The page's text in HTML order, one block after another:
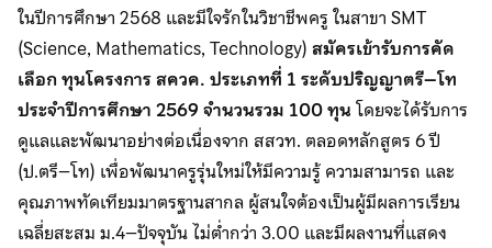
ในปีการศึกษา 2568 และมีใจรักในวิชาชีพครู ในสาขา SMT
(Science, Mathematics, Technology)สมัครเข้ารับการคัด
เลือกทุนโครงการ สควค. ประเภทที่ 1 ระดับปริญญาตรี–โท
ประจำปีการศึกษา 2569 จำนวนรวม 100 ทุนโดยจะได้รับการ
ดูแลและพัฒนาอย่างต่อเนื่องจาก สสวท. ตลอดหลักสูตร 6 ปี
(ป.ตรี–โท) เพื่อพัฒนาครูรุ่นใหม่ให้มีความรู้ ความสามารถ และ
คุณภาพทัดเทียมมาตรฐานสากล ผู้สนใจต้องเป็นผู้มีผลการเรียน
เฉลี่ยสะสม ม.4–ปัจจุบัน ไม่ต่ำกว่า 3.00 และมีผลงานที่แสดง